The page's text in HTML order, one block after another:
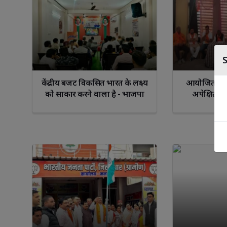
केंद्रीय बजट विकसित भारत के लक्ष्य
को साकार करने वाला है - भाजपा
आयोजित
अपेक्षित